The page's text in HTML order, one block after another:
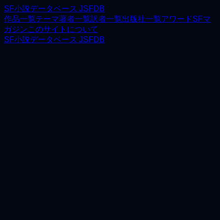
SF小説データベース JSFDB
作品一覧テーマ著者一覧訳者一覧出版社一覧アワードSFマ
ガジンこのサイトについて
SF小説データベース JSFDB